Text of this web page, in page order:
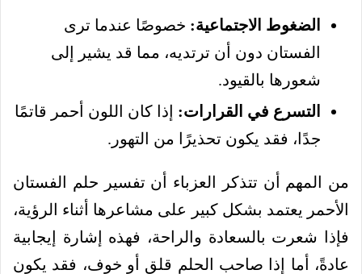
الضغوط الاجتماعية: خصوصًا عندما ترى
الفستان دون أن ترتديه، مما قد يشير إلى
شعورها بالقيود.
التسرع في القرارات: إذا كان اللون أحمر قاتمًا
جدًا، فقد يكون تحذيرًا من التهور.
من المهم أن تتذكر العزباء أن تفسير حلم الفستان
الأحمر يعتمد بشكل كبير على مشاعرها أثناء الرؤية،
فإذا شعرت بالسعادة والراحة، فهذه إشارة إيجابية
عادةً، أما إذا صاحب الحلم قلق أو خوف، فقد يكون